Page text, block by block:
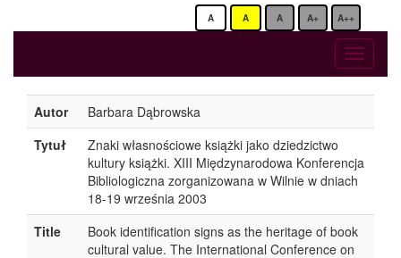
A A A A+ A++
Toggle
Autor
Barbara Dąbrowska
Tytuł
Znaki własnościowe książki jako dziedzictwo
kultury książki. XIII Międzynarodowa Konferencja
Bibliologiczna zorganizowana w Wilnie w dniach
18-19 września 2003
Title
Book identification signs as the heritage of book
cultural value. The International Conference on